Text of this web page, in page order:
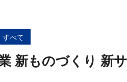
すべて
業 新ものづくり 新